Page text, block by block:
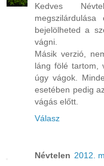
Kedves
bejelölheted a
vágni.
Másik verzió,
láng fölé tartom,
úgy vágok.
esetében pedig
vágás előtt.
Válasz
Névtelen 2012.